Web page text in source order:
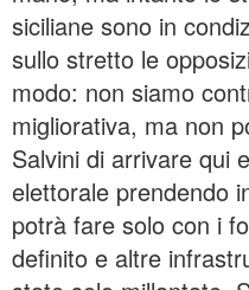
siciliane sono in
sullo stretto le
modo: non siamo
migliorativa, ma non
Salvini di arrivare qui
elettorale prendendo
potrà fare solo con i
definito e altre